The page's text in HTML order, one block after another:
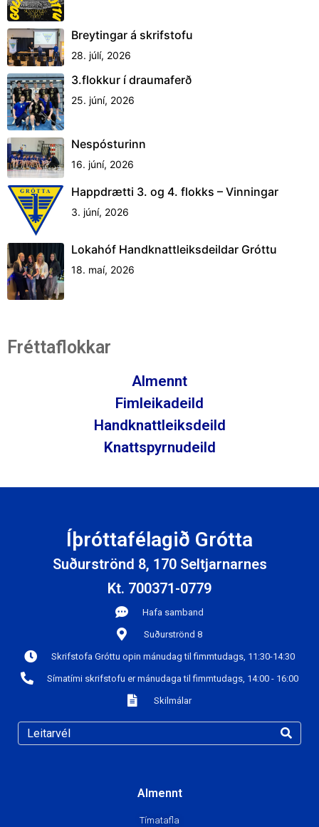
Breytingar á skrifstofu
28. júlí, 2026
3.flokkur í draumaferð
25. júní, 2026
Nespósturinn
16. júní, 2026
Happdrætti 3. og 4. flokks – Vinningar
3. júní, 2026
Lokahóf Handknattleiksdeildar Gróttu
18. maí, 2026
Fréttaflokkar
Almennt
Fimleikadeild
Handknattleiksdeild
Knattspyrnudeild
Íþróttafélagið Grótta
Suðurströnd 8, 170 Seltjarnarnes
Kt. 700371-0779
Hafa samband
Suðurströnd 8
Skrifstofa Gróttu opin mánudag til fimmtudags, 11:30-14:30
Símatími skrifstofu er mánudaga til fimmtudags, 14:00 - 16:00
Skilmálar
Almennt
Tímatafla